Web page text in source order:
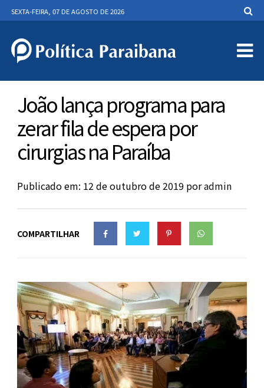
SEXTA-FEIRA, 07 DE AGOSTO DE 2026
João lança programa para
zerar fila de espera por
cirurgias na Paraíba
Publicado em: 12 de outubro de 2019 poradmin
COMPARTILHAR